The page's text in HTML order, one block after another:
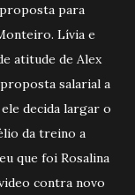
proposta para
Lívia e
atitude de Alex
salarial a
decida largar o
da treino a
que foi Rosalina
contra novo